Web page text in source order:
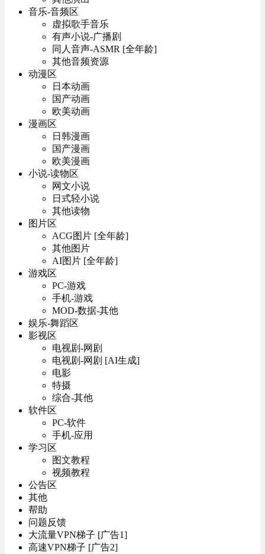
音乐-音频区
虚拟歌手音乐
有声小说-广播剧
同人音声-ASMR [全年龄]
其他音频资源
动漫区
日本动画
国产动画
欧美动画
漫画区
日韩漫画
国产漫画
欧美漫画
小说-读物区
网文小说
日式轻小说
其他读物
图片区
ACG图片 [全年龄]
其他图片
AI图片 [全年龄]
游戏区
PC-游戏
手机-游戏
MOD-数据-其他
娱乐-舞蹈区
影视区
电视剧-网剧
电视剧-网剧 [AI生成]
电影
特摄
综合-其他
软件区
PC-软件
手机-应用
学习区
图文教程
视频教程
公告区
其他
帮助
问题反馈
大流量VPN梯子 [广告1]
高速VPN梯子 [广告2]